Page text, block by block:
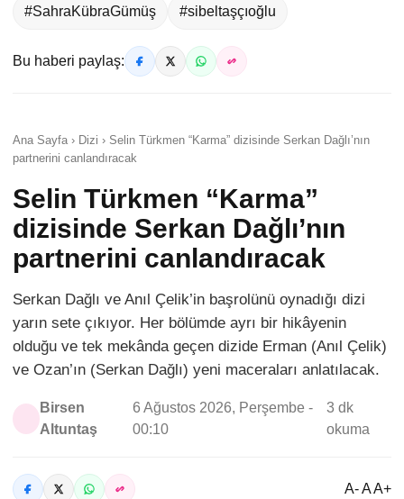
#SahraKübraGümüş #sibeltaşçıoğlu
Bu haberi paylaş:
Ana Sayfa › Dizi › Selin Türkmen “Karma” dizisinde Serkan Dağlı’nın
partnerini canlandıracak
Selin Türkmen “Karma”
dizisinde Serkan Dağlı’nın
partnerini canlandıracak
Serkan Dağlı ve Anıl Çelik’in başrolünü oynadığı dizi
yarın sete çıkıyor. Her bölümde ayrı bir hikâyenin
olduğu ve tek mekânda geçen dizide Erman (Anıl Çelik)
ve Ozan’ın (Serkan Dağlı) yeni maceraları anlatılacak.
Birsen
Altuntaş
6 Ağustos 2026, Perşembe -
00:10
3 dk
okuma
A- A A+